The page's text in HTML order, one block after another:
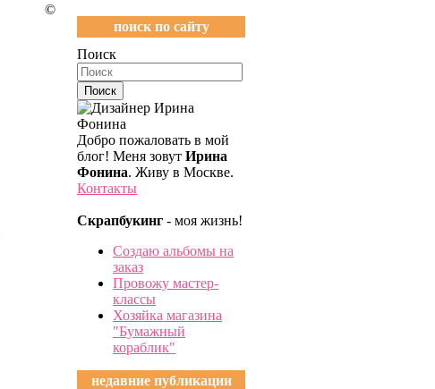
поиск по сайту
Поиск
Добро пожаловать в мой
блог! Меня зовут Ирина
Фонина. Живу в Москве.
Контакты
Скрапбукинг - моя жизнь!
Создаю альбомы на
заказ
Провожу мастер-
классы
Хозяйка магазина
"Бумажный
кораблик"
недавние публикации
©